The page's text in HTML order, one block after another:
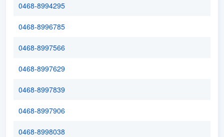
0468-8994295
0468-8996785
0468-8997566
0468-8997629
0468-8997839
0468-8997906
0468-8998038